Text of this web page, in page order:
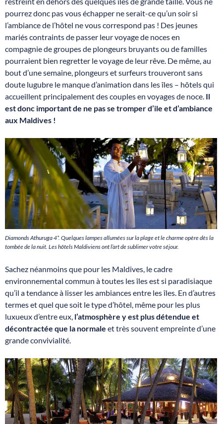
pourrez donc pas vous échapper ne serait-ce qu’un soir si
l’ambiance de l’hôtel ne vous correspond pas ! Des jeunes
mariés contraints de passer leur voyage de noces en
compagnie de groupes de plongeurs bruyants ou de familles
pourraient bien regretter le voyage de leur rêve. De même, au
bout d’une semaine, plongeurs et surfeurs trouveront sans
doute lugubre le manque d’animation dans les îles – hôtels qui
accueillent principalement des couples en voyages de noce. Il
est donc important de ne pas se tromper d’ile et d’ambiance
aux Maldives !
Diamonds Athuruga 4*. Quelques lampes allumées sur la plage et le charme opère dès la
tombée de la nuit. Les hôtels Maldiviens ont l’art de sublimer votre séjour.
Sachez néanmoins que pour les Maldives, le cadre
environnemental commun à toutes les îles est si paradisiaque
qu’il a tendance à lisser les ambiances entre les îles. En d’autres
termes et quel que soit le type d’hôtel, même pour les plus
luxueux d’entre eux, l’atmosphère y est plus détendue et
décontractée que la normale et très souvent empreinte d’une
grande convivialité.